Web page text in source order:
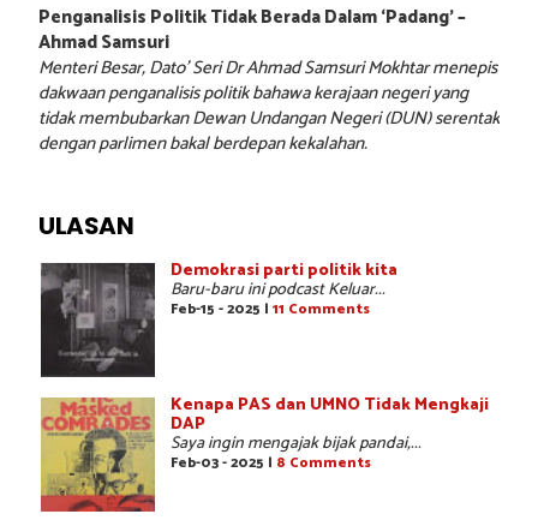
Penganalisis Politik Tidak Berada Dalam ‘Padang’ –
Ahmad Samsuri
Menteri Besar, Dato’ Seri Dr Ahmad Samsuri Mokhtar menepis
dakwaan penganalisis politik bahawa kerajaan negeri yang
tidak membubarkan Dewan Undangan Negeri (DUN) serentak
dengan parlimen bakal berdepan kekalahan.
ULASAN
Demokrasi parti politik kita
Baru-baru ini podcast Keluar...
Feb-15 - 2025 | 11 Comments
Kenapa PAS dan UMNO Tidak Mengkaji
DAP
Saya ingin mengajak bijak pandai,...
Feb-03 - 2025 | 8 Comments